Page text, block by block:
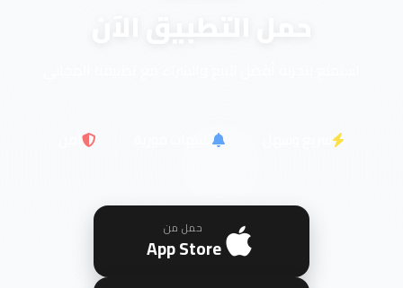
حمل التطبيق الآن
حمل من
App Store